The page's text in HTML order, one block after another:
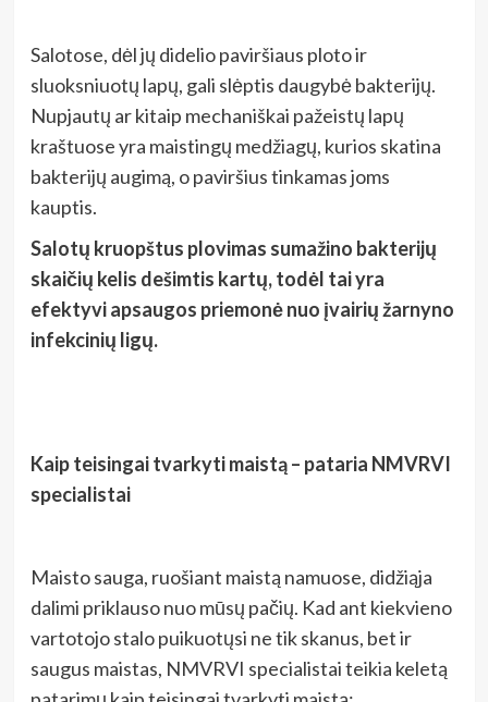
Salotose, dėl jų didelio paviršiaus ploto ir
sluoksniuotų lapų, gali slėptis daugybė bakterijų.
Nupjautų ar kitaip mechaniškai pažeistų lapų
kraštuose yra maistingų medžiagų, kurios skatina
bakterijų augimą, o paviršius tinkamas joms
kauptis.
Salotų kruopštus plovimas sumažino bakterijų
skaičių kelis dešimtis kartų, todėl tai yra
efektyvi apsaugos priemonė nuo įvairių žarnyno
infekcinių ligų.
Kaip teisingai tvarkyti maistą – pataria NMVRVI
specialistai
Maisto sauga, ruošiant maistą namuose, didžiąja
dalimi priklauso nuo mūsų pačių. Kad ant kiekvieno
vartotojo stalo puikuotųsi ne tik skanus, bet ir
saugus maistas, NMVRVI specialistai teikia keletą